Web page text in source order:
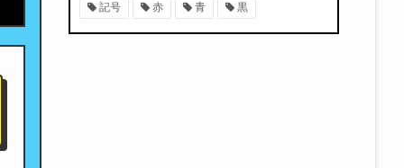
記号 赤 青 黒